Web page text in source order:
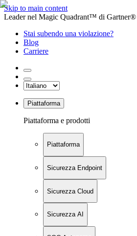
Skip to main content
Leader nel Magic Quadrant™ di Gartner®
Stai subendo una violazione?
Blog
Carriere
Piattaforma
Piattaforma e prodotti
Piattaforma
Sicurezza Endpoint
Sicurezza Cloud
Sicurezza AI